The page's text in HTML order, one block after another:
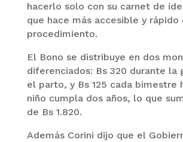
hacerlo solo con su carnet de
que hace más accesible y rápido
procedimiento.
El Bono se distribuye en dos
diferenciados: Bs 320 durante la
el parto, y Bs 125 cada bimestre
niño cumpla dos años, lo que
de Bs 1.820.
Además Corini dijo que el